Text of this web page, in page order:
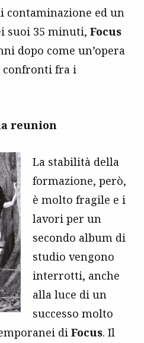
contaminazione ed un
suoi 35 minuti, Focus
dopo come un’opera
confronti fra i
reunion
La stabilità della
formazione, però,
è molto fragile e i
lavori per un
secondo album di
studio vengono
interrotti, anche
alla luce di un
successo molto
di Focus. Il